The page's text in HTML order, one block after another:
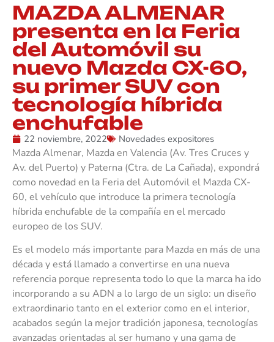
MAZDA ALMENAR
presenta en la Feria
del Automóvil su
nuevo Mazda CX-60,
su primer SUV con
tecnología híbrida
enchufable
22 noviembre, 2022 Novedades expositores
Mazda Almenar, Mazda en Valencia (Av. Tres Cruces y
Av. del Puerto) y Paterna (Ctra. de La Cañada), expondrá
como novedad en la Feria del Automóvil el Mazda CX-
60, el vehículo que introduce la primera tecnología
híbrida enchufable de la compañía en el mercado
europeo de los SUV.
Es el modelo más importante para Mazda en más de una
década y está llamado a convertirse en una nueva
referencia porque representa todo lo que la marca ha ido
incorporando a su ADN a lo largo de un siglo: un diseño
extraordinario tanto en el exterior como en el interior,
acabados según la mejor tradición japonesa, tecnologías
avanzadas orientadas al ser humano y una gama de